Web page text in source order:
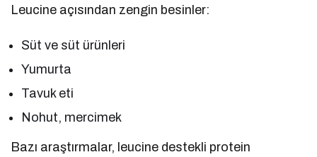
Leucine açısından zengin besinler:
Süt ve süt ürünleri
Yumurta
Tavuk eti
Nohut, mercimek
Bazı araştırmalar, leucine destekli protein